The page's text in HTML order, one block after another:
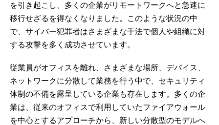
を引き起こし、多くの企業がリモートワークへと急速に
移行せざるを得なくなりました。このような状況の中
で、サイバー犯罪者はさまざまな手法で個人や組織に対
する攻撃を多く成功させています。
従業員がオフィスを離れ、さまざまな場所、デバイス、
ネットワークに分散して業務を行う中で、セキュリティ
体制の不備を露呈している企業も存在します。多くの企
業は、従来のオフィスで利用していたファイアウォール
を中心とするアプローチから、新しい分散型のモデルへ